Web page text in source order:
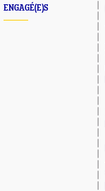
ENGAGÉ(E)S